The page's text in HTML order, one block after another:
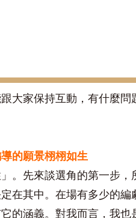
大家保持互動，有什麼
的願景栩栩如生
。先來談選角的第一步
在其中。在場有多少的
的涵義。對我而言，我